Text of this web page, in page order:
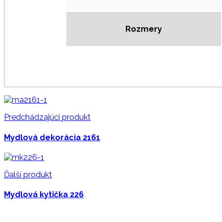
Rozmery
Predchádzajúci produkt
Mydlová dekorácia 2161
Ďalší produkt
Mydlová kytička 226